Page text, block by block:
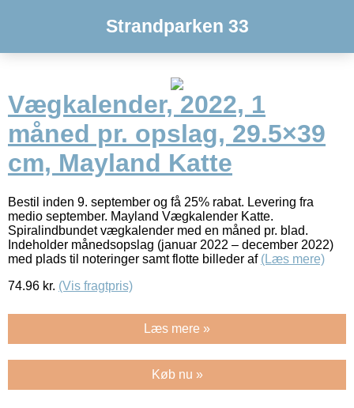
Strandparken 33
Vægkalender, 2022, 1
måned pr. opslag, 29.5×39
cm, Mayland Katte
Bestil inden 9. september og få 25% rabat. Levering fra
medio september. Mayland Vægkalender Katte.
Spiralindbundet vægkalender med en måned pr. blad.
Indeholder månedsopslag (januar 2022 – december 2022)
med plads til noteringer samt flotte billeder af (Læs mere)
74.96 kr. (Vis fragtpris)
Læs mere »
Køb nu »